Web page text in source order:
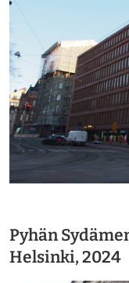
Pyhän
Helsinki, 2024